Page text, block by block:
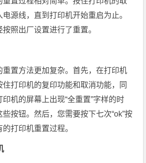
源线，直到打印机开始重启为止。
照出厂设置进行了重置。
重置方法更加复杂。首先，在打印机
住打印机的复印功能和取消功能，同
机的屏幕上出现“全重置”字样的时
按钮。然后，您需要按下七次“ok”按
打印机重置过程。